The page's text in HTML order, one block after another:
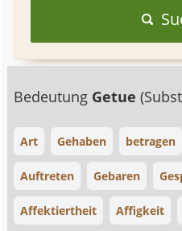
Bedeutung Getue
Art Gehaben betragen
Auftreten Gebaren
Affektiertheit Affigkeit